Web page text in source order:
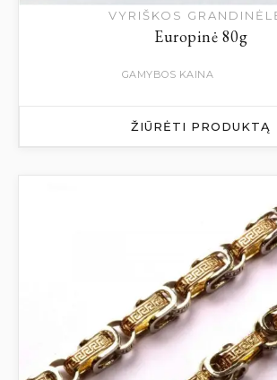
VYRIŠKOS
Europinė 80g
GAMYBOS KAINA
ŽIŪRĖTI PRODUKTĄ